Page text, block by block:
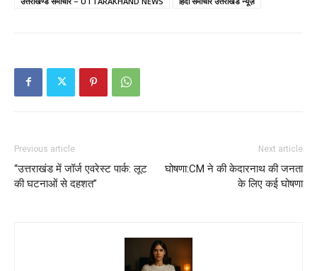
Previous article
“उत्तराखंड में जॉर्ज एवरेस्ट पार्क: लूट
की घटनाओं से दहशत”
Next article
घोषणा:CM ने की केदारनाथ की जनता
के लिए कई घोषणा